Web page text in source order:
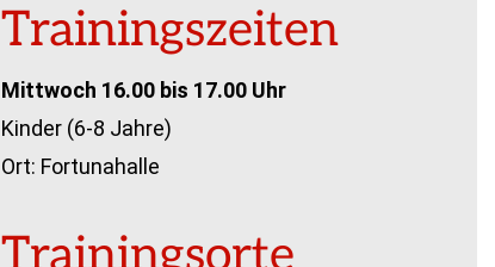
Trainingszeiten
Mittwoch 16.00 bis 17.00 Uhr
Kinder (6-8 Jahre)
Ort: Fortunahalle